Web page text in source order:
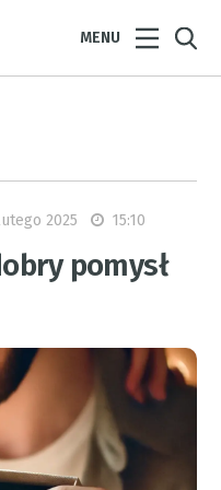
MENU
2025 15:10
pomysł